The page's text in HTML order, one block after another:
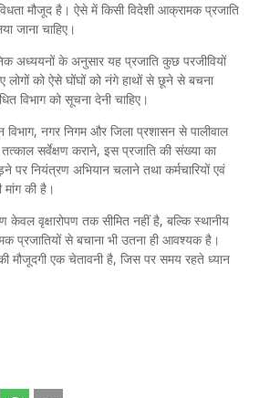
मौजूद है। ऐसे में किसी विदेशी आक्रामक प्रजाति
जाना चाहिए।
अध्ययनों के अनुसार यह प्रजाति कुछ परजीवियों
लोगों को ऐसे घोंघों को नंगे हाथों से छूने से बचना
विभाग को सूचना देनी चाहिए।
विभाग, नगर निगम और जिला प्रशासन से पालीवाल
सर्वेक्षण कराने, इस प्रजाति की संख्या का
नियंत्रण अभियान चलाने तथा कर्मचारियों एवं
की है।
केवल वृक्षारोपण तक सीमित नहीं है, बल्कि स्थानीय
प्रजातियों से बचाना भी उतना ही आवश्यक है।
मौजूदगी एक चेतावनी है, जिस पर समय रहते ध्यान